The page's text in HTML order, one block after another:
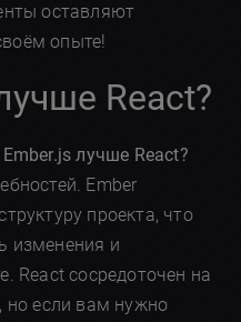
оставляют
опыте!
React?
Ember.js лучше React?
Ember
проекта, что
изменения и
React сосредоточен на
но если вам нужно